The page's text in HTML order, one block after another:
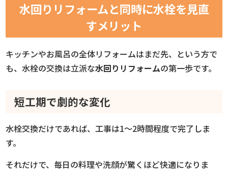
水回りリフォームと同時に水栓を見直
すメリット
キッチンやお風呂の全体リフォームはまだ先、という方で
も、水栓の交換は立派な水回りリフォームの第一歩です。
短工期で劇的な変化
水栓交換だけであれば、工事は1〜2時間程度で完了しま
す。
それだけで、毎日の料理や洗顔が驚くほど快適になりま